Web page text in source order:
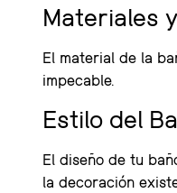
Materiales
El material de la
impecable.
Estilo del
El diseño de tu
la decoración